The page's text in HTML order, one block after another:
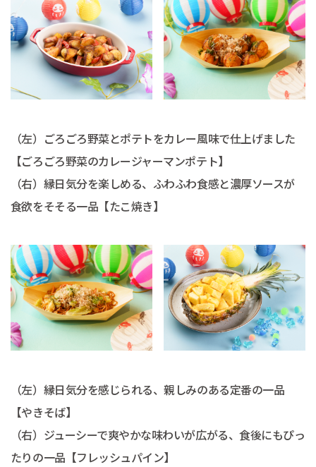
（左）ごろごろ野菜とポテトをカレー風味で仕上げました
【ごろごろ野菜のカレージャーマンポテト】
（右）縁日気分を楽しめる、ふわふわ食感と濃厚ソースが
食欲をそそる一品【たこ焼き】
（左）縁日気分を感じられる、親しみのある定番の一品
【やきそば】
（右）ジューシーで爽やかな味わいが広がる、食後にもぴっ
たりの一品【フレッシュパイン】